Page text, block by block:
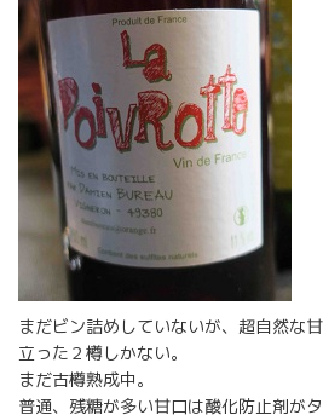
まだビン詰めしていないが、超自然な
立った２樽しかない。
まだ古樽熟成中。
普通、残糖が多い甘口は酸化防止剤が